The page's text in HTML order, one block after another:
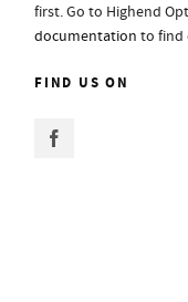
first. Go to Highend
documentation to find
FIND US ON